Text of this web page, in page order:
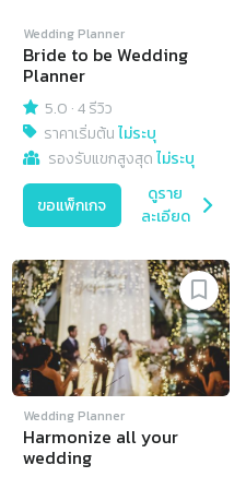
Wedding Planner
Bride to be Wedding
Planner
5.0 ·4 รีวิว
ราคาเริ่มต้นไม่ระบุ
รองรับแขกสูงสุดไม่ระบุ
ขอแพ็กเกจ
ดูราย
ละเอียด
Wedding Planner
Harmonize all your
wedding